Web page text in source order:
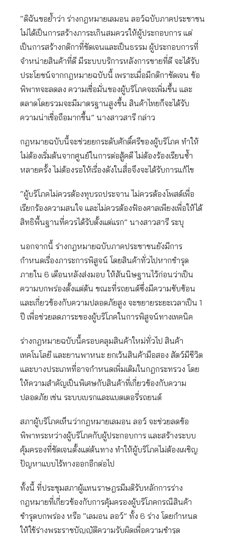
“ดิฉันขอย้ำว่า ร่างกฎหมายเลมอน ลอว์ฉบับภาคประชาชน
ไม่ได้เป็นการสร้างภาระเกินสมควรให้ผู้ประกอบการ แต่
เป็นการสร้างกติกาที่ชัดเจนและเป็นธรรม ผู้ประกอบการที่
จำหน่ายสินค้าที่ดี มีระบบบริการหลังการขายที่ดี จะได้รับ
ประโยชน์จากกฎหมายฉบับนี้ เพราะเมื่อมีกติกาชัดเจน ข้อ
พิพาทจะลดลง ความเชื่อมั่นของผู้บริโภคจะเพิ่มขึ้น และ
ตลาดโดยรวมจะมีมาตรฐานสูงขึ้น สินค้าไทยก็จะได้รับ
ความน่าเชื่อถือมากขึ้น” นางสาวสารี กล่าว
กฎหมายฉบับนี้จะช่วยยกระดับศักดิ์ศรีของผู้บริโภค ทำให้
ไม่ต้องเริ่มต้นจากศูนย์ในการต่อสู้คดี ไม่ต้องร้องเรียนซ้ำ
หลายครั้ง ไม่ต้องรอให้เรื่องดังในสื่อจึงจะได้รับการแก้ไข
“ผู้บริโภคไม่ควรต้องทุบรถประจาน ไม่ควรต้องโพสต์เพื่อ
เรียกร้องความสนใจ และไม่ควรต้องฟ้องศาลเพียงเพื่อให้ได้
สิทธิพื้นฐานที่ควรได้รับตั้งแต่แรก” นางสาวสารี ระบุ
นอกจากนี้ ร่างกฎหมายฉบับภาคประชาชนยังมีการ
กำหนดเรื่องภาระการพิสูจน์ โดยสินค้าทั่วไปหากชำรุด
ภายใน 6 เดือนหลังส่งมอบ ให้สันนิษฐานไว้ก่อนว่าเป็น
ความบกพร่องตั้งแต่ต้น ขณะที่รถยนต์ซึ่งมีความซับซ้อน
และเกี่ยวข้องกับความปลอดภัยสูง จะขยายระยะเวลาเป็น 1
ปี เพื่อช่วยลดภาระของผู้บริโภคในการพิสูจน์ทางเทคนิค
ร่างกฎหมายฉบับนี้ครอบคลุมสินค้าใหม่ทั่วไป สินค้า
เทคโนโลยี และยานพาหนะ ยกเว้นสินค้ามือสอง สัตว์มีชีวิต
และบางประเภทที่อาจกำหนดเพิ่มเติมในกฎกระทรวง โดย
ให้ความสำคัญเป็นพิเศษกับสินค้าที่เกี่ยวข้องกับความ
ปลอดภัย เช่น ระบบเบรกและแบตเตอรี่รถยนต์
สภาผู้บริโภคเห็นว่ากฎหมายเลมอน ลอว์ จะช่วยลดข้อ
พิพาทระหว่างผู้บริโภคกับผู้ประกอบการ และสร้างระบบ
คุ้มครองที่ชัดเจนตั้งแต่ต้นทาง ทำให้ผู้บริโภคไม่ต้องเผชิญ
ปัญหาแบบไร้ทางออกอีกต่อไป
ทั้งนี้ ที่ประชุมสภาผู้แทนราษฎรมีมติรับหลักการร่าง
กฎหมายที่เกี่ยวข้องกับการคุ้มครองผู้บริโภคกรณีสินค้า
ชำรุดบกพร่อง หรือ “เลมอน ลอว์” ทั้ง 6 ร่าง โดยกำหนด
ให้ใช้ร่างพระราชบัญญัติความรับผิดเพื่อความชำรุด